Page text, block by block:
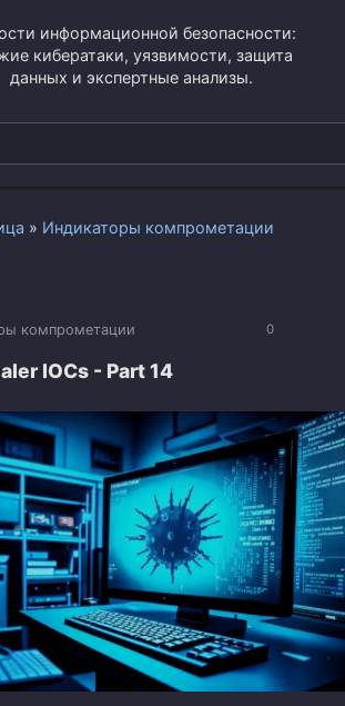
информационной безопасности:
кибератаки, уязвимости, защита
данных и экспертные анализы.
» Индикаторы компрометации
0
компрометации
IOCs - Part 14